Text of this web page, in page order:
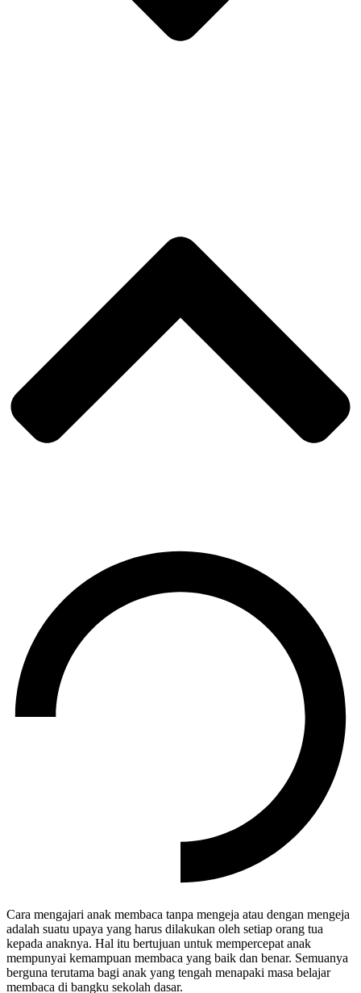
Cara mengajari anak membaca tanpa mengeja atau dengan mengeja
adalah suatu upaya yang harus dilakukan oleh setiap orang tua
kepada anaknya. Hal itu bertujuan untuk mempercepat anak
mempunyai kemampuan membaca yang baik dan benar. Semuanya
berguna terutama bagi anak yang tengah menapaki masa belajar
membaca di bangku sekolah dasar.